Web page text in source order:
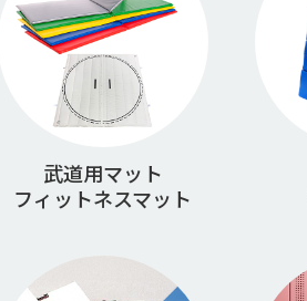
武道用マット
フィットネスマット